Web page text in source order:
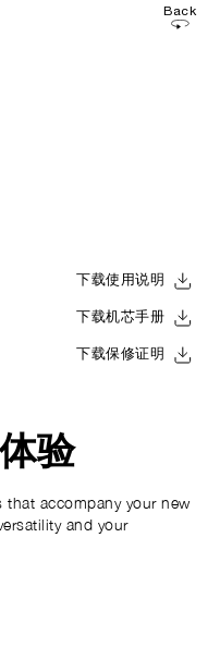
Back
下载使用说明
下载机芯手册
下载保修证明
验
that accompany your new
and your